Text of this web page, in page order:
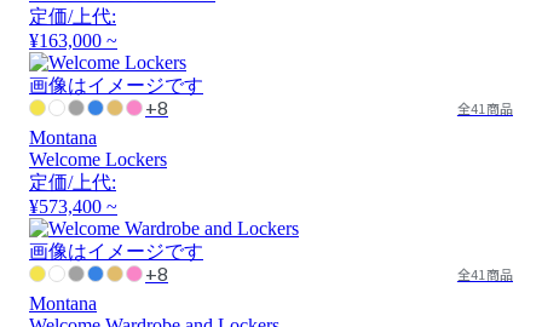
定価/上代:
¥163,000 ~
画像はイメージです
+8 全41商品
Montana
Welcome Lockers
定価/上代:
¥573,400 ~
画像はイメージです
+8 全41商品
Montana